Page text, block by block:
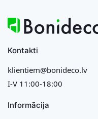
Kontakti
klientiem@bonideco.lv
I-V 11:00-18:00
Informācija